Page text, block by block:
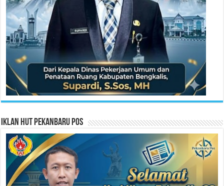
Iklan HUT Pekanbaru Pos